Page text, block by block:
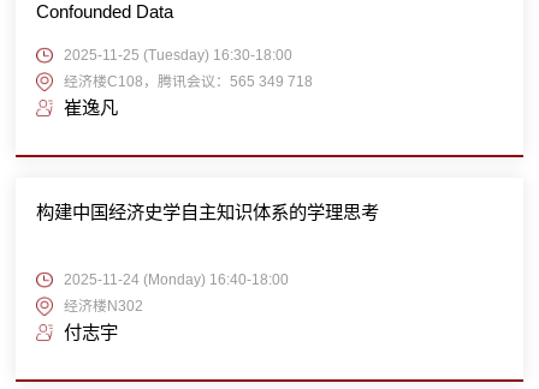
Confounded Data
2025-11-25 (Tuesday) 16:30-18:00
经济楼C108，腾讯会议：565 349 718
崔逸凡
构建中国经济史学自主知识体系的学理思考
2025-11-24 (Monday) 16:40-18:00
经济楼N302
付志宇